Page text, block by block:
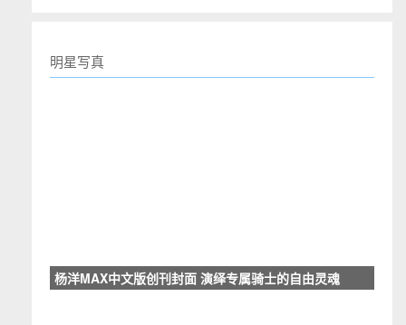
明星写真
杨洋MAX中文版创刊封面 演绎专属骑士的自由灵魂